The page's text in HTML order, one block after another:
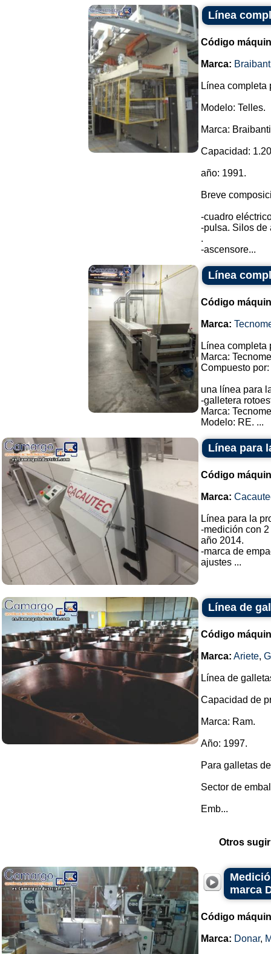
Línea
Código
Marca:
Línea completa
Modelo: Telles.
Marca:
Capacidad:
año: 1991.
Breve
-cuadro
-pulsa. Silos de
.
-ascensore...
Línea
Código
Marca:
Línea
Marca:
Compuesto por:
una línea para
-galletera
Marca:
Modelo: RE. ...
Línea para
Código
Marca:
Línea para la
-medición con
año 2014.
-marca de
ajustes ...
Línea de
Código
Marca: Ariete,
Línea de
Capacidad de
Marca: Ram.
Año: 1997.
Para galletas
Sector de
Emb...
Otros
marca
Código
Marca: Donar,